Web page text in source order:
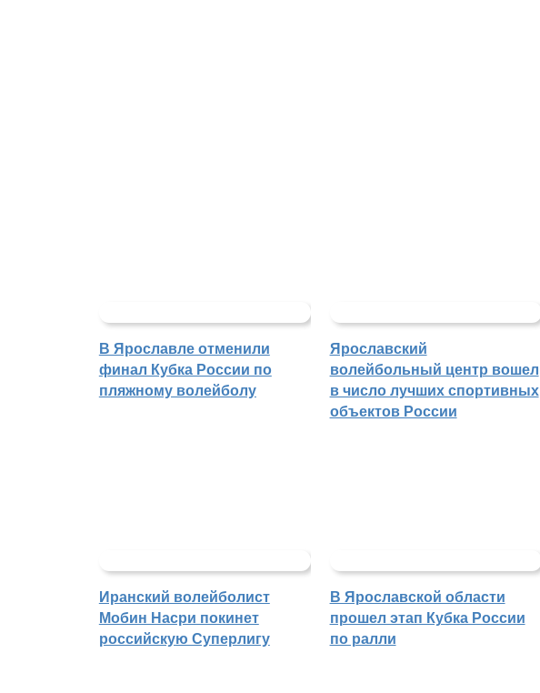
В Ярославле отменили
финал Кубка России по
пляжному волейболу
Ярославский
волейбольный центр вошел
в число лучших спортивных
объектов России
Иранский волейболист
Мобин Насри покинет
российскую Суперлигу
В Ярославской области
прошел этап Кубка России
по ралли